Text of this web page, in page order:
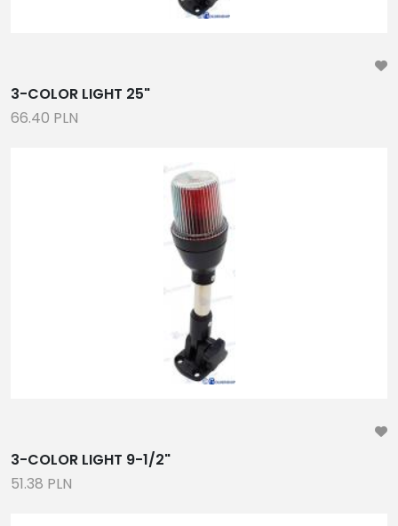
3-COLOR LIGHT 25"
66.40 PLN
3-COLOR LIGHT 9-1/2"
51.38 PLN